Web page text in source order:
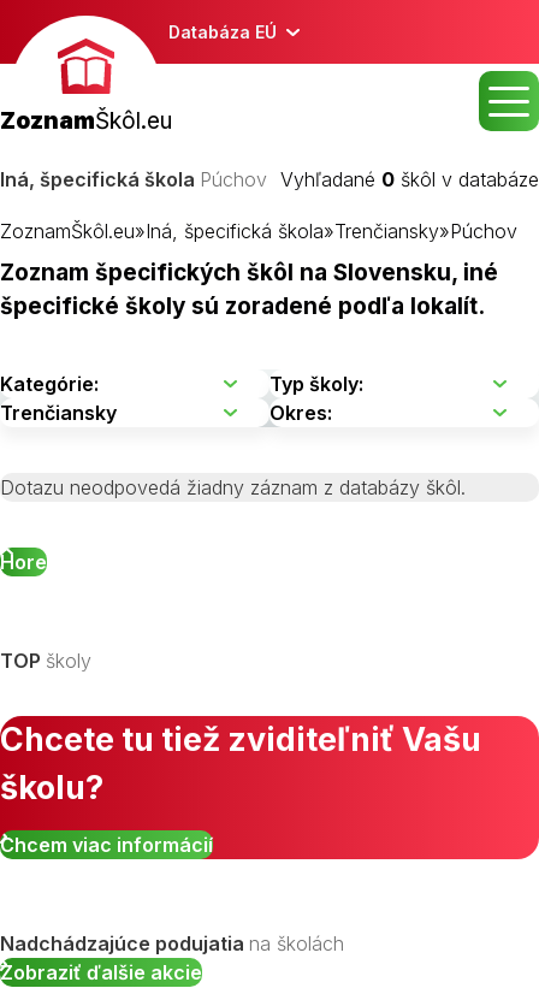
Databáza EÚ
ZoznamŠkôl.eu
Iná, špecifická škola Púchov Vyhľadané 0 škôl v databáze
ZoznamŠkôl.eu»Iná, špecifická škola»Trenčiansky»Púchov
Zoznam špecifických škôl na Slovensku, iné
špecifické školy sú zoradené podľa lokalít.
Dotazu neodpovedá žiadny záznam z databázy škôl.
Hore
TOP školy
Chcete tu tiež zviditeľniť Vašu
školu?
Chcem viac informácií
Nadchádzajúce podujatia na školách
Zobraziť ďalšie akcie